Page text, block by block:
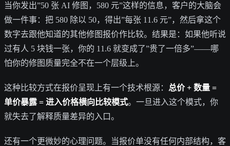
当你发出”50 张 AI 修图，580 元”这样的信息，客户的大脑会
做一件事：把 580 除以 50，得出”每张 11.6 元”，然后拿这个
数字去跟他知道的其他修图报价作比较。结果是：如果他听说
过有人 5 块钱一张，你的 11.6 就变成了”贵了一倍多”——哪
怕你的修图质量完全不在一个层级上。
这种比较方式在报价呈现上有一个技术根源： 总价 + 数量 =
单价暴露 = 进入价格横向比较模式。一旦进入这个模式，你
就失去了解释质量差异的入口。
还有一个更微妙的心理问题。当报价单没有任何内部结构，客